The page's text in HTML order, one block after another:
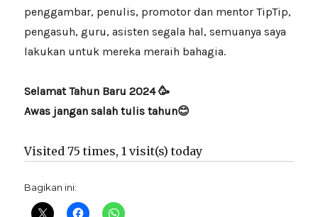
penggambar, penulis, promotor dan mentor TipTip,
pengasuh, guru, asisten segala hal, semuanya saya
lakukan untuk mereka meraih bahagia.
Selamat Tahun Baru 2024 🥳
Awas jangan salah tulis tahun😊
Visited 75 times, 1 visit(s) today
Bagikan ini: